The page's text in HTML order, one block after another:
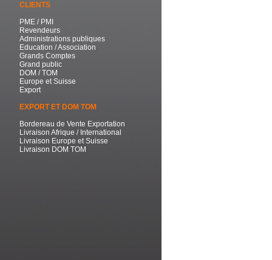
CLIENTS
PME / PMI
Revendeurs
Administrations publiques
Education / Association
Grands Comptes
Grand public
DOM / TOM
Europe et Suisse
Export
EXPORT ET DOM TOM
Bordereau de Vente Exportation
Livraison Afrique / International
Livraison Europe et Suisse
Livraison DOM TOM